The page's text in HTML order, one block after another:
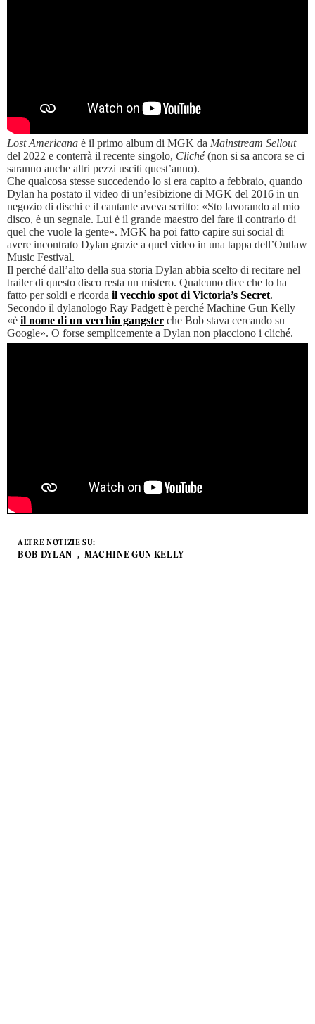
Lost Americana è il primo album di MGK da Mainstream Sellout
del 2022 e conterrà il recente singolo, Cliché(non si sa ancora se ci
saranno anche altri pezzi usciti quest’anno).
Che qualcosa stesse succedendo lo si era capito a febbraio, quando
Dylan ha postato il video di un’esibizione di MGK del 2016 in un
negozio di dischi e il cantante aveva scritto: «Sto lavorando al mio
disco, è un segnale. Lui è il grande maestro del fare il contrario di
quel che vuole la gente». MGK ha poi fatto capire sui social di
avere incontrato Dylan grazie a quel video in una tappa dell’Outlaw
Music Festival.
Il perché dall’alto della sua storia Dylan abbia scelto di recitare nel
trailer di questo disco resta un mistero. Qualcuno dice che lo ha
fatto per soldi e ricorda il vecchio spot di Victoria’s Secret.
Secondo il dylanologo Ray Padgett è perché Machine Gun Kelly
«è il nome di un vecchio gangster che Bob stava cercando su
Google». O forse semplicemente a Dylan non piacciono i cliché.
ALTRE NOTIZIE SU:
BOB DYLAN MACHINE GUN KELLY